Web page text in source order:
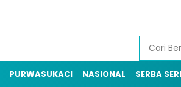
PURWASUKACI NASIONAL SERBA